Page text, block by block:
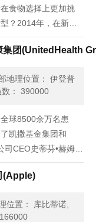
食物选择上更加挑
？2014年，在新任
于打破了近两年来季
它仍旧在想方设法吸
集团(UnitedHealth
地理位置： 伊登普
数： 390000
球8500余万名患
凯撒基金集团和
CEO史蒂芬•赫姆斯
门包括药品福利管理
尼苏达州的联合健康
(Apple)
位置： 库比蒂诺,